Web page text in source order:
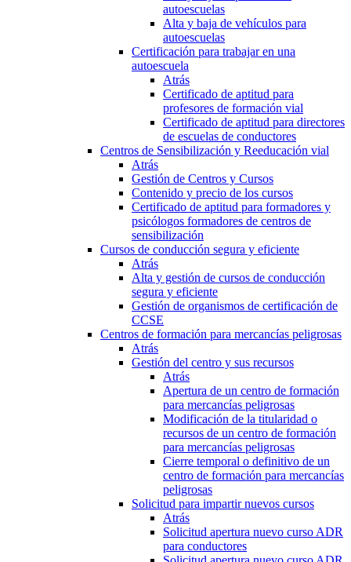
autoescuelas
Alta y baja de vehículos para
autoescuelas
Certificación para trabajar en una
autoescuela
Atrás
Certificado de aptitud para
profesores de formación vial
Certificado de aptitud para directores
de escuelas de conductores
Centros de Sensibilización y Reeducación vial
Atrás
Gestión de Centros y Cursos
Contenido y precio de los cursos
Certificado de aptitud para formadores y
psicólogos formadores de centros de
sensibilización
Cursos de conducción segura y eficiente
Atrás
Alta y gestión de cursos de conducción
segura y eficiente
Gestión de organismos de certificación de
CCSE
Centros de formación para mercancías peligrosas
Atrás
Gestión del centro y sus recursos
Atrás
Apertura de un centro de formación
para mercancías peligrosas
Modificación de la titularidad o
recursos de un centro de formación
para mercancías peligrosas
Cierre temporal o definitivo de un
centro de formación para mercancías
peligrosas
Solicitud para impartir nuevos cursos
Atrás
Solicitud apertura nuevo curso ADR
para conductores